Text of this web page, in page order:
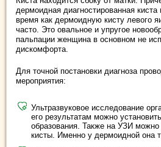
дермоидная диагностированная киста
время как дермоидную кисту левого
часто. Это овальное и упругое
пальпации женщина в основном не
дискомфорта.
Для точной постановки диагноза
мероприятия:
Ультразвуковое исследование
его результатам можно
образования. Также на УЗИ
кисты. Именно у дермоидной она